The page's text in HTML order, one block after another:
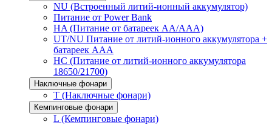
NU (Встроенный литий-ионный аккумулятор)
Питание от Power Bank
HA (Питание от батареек AA/AAA)
UT/NU Питание от литий-ионного аккумулятора +
батареек AAA
HC (Питание от литий-ионного аккумулятора
18650/21700)
Наключные фонари
T (Наключные фонари)
Кемпинговые фонари
L (Кемпинговые фонари)